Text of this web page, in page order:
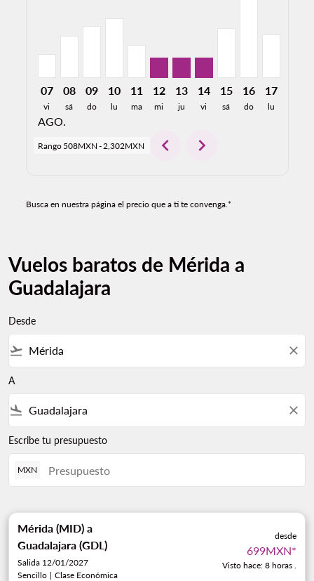
07
vi
AGO.
08
sá
09
do
10
lu
11
ma
12
mi
13
ju
14
vi
15
sá
16
do
17
lu
Rango 508MXN -2,302MXN chevron_left chevron_right
Busca en nuestra página el precio que a ti te convenga.*
Vuelos baratos de Mérida a
Guadalajara
Desde
flight_takeoff close
A
flight_land close
Escribe tu presupuesto
MXN
Mérida (MID) a
Guadalajara (GDL)
Salida 12/01/2027
Sencillo | Clase Económica
desde
699MXN*
Visto hace: 8 horas .